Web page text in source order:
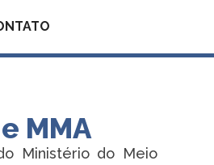
MMA​
Ministério do Meio